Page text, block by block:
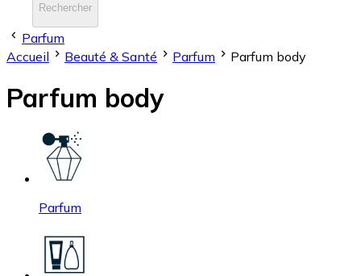
Rechercher
Parfum
Accueil
Beauté & Santé Parfum Parfum body
Parfum body
Parfum